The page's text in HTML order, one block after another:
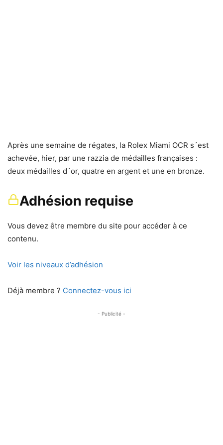
Après une semaine de régates, la Rolex Miami OCR s´est
achevée, hier, par une razzia de médailles françaises :
deux médailles d´or, quatre en argent et une en bronze.
Adhésion requise
Vous devez être membre du site pour accéder à ce
contenu.
Voir les niveaux d’adhésion
Déjà membre ? Connectez-vous ici
- Publicité -